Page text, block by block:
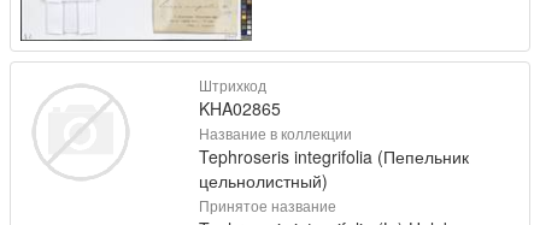
Штрихкод
KHA02865
Название в коллекции
Tephroseris integrifolia (Пепельник
цельнолистный)
Принятое название